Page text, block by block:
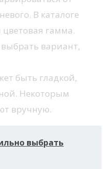
В каталоге
гамма.
вариант,
быть гладкой,
Некоторым
вручную.
выбрать